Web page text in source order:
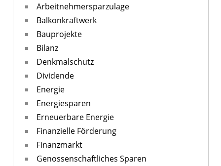
Arbeitnehmersparzulage
Balkonkraftwerk
Bauprojekte
Bilanz
Denkmalschutz
Dividende
Energie
Energiesparen
Erneuerbare Energie
Finanzielle Förderung
Finanzmarkt
Genossenschaftliches Sparen